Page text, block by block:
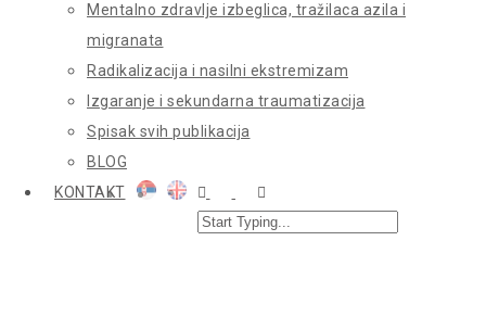
Mentalno zdravlje izbeglica, tražilaca azila i
migranata
Radikalizacija i nasilni ekstremizam
Izgaranje i sekundarna traumatizacija
Spisak svih publikacija
BLOG
KONTAKT